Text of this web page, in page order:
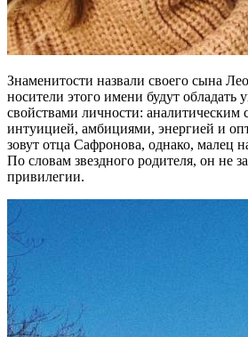
Знаменитости назвали своего сына
носители этого имени будут обладать
свойствами личности: аналитическим
интуицией, амбициями, энергией и
зовут отца Сафронова, однако, малец
По словам звездного родителя, он не
привилегии.